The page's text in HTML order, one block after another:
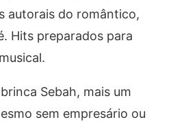
autorais do romântico,
Hits preparados para
Sebah, mais um
sem empresário ou